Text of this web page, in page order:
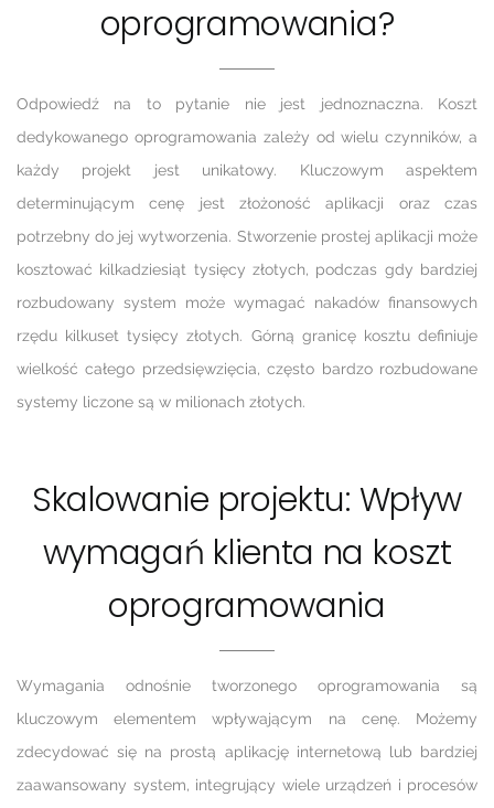
oprogramowania?
Odpowiedź na to pytanie nie jest jednoznaczna. Koszt
dedykowanego oprogramowania zależy od wielu czynników, a
każdy projekt jest unikatowy. Kluczowym aspektem
determinującym cenę jest złożoność aplikacji oraz czas
potrzebny do jej wytworzenia. Stworzenie prostej aplikacji może
kosztować kilkadziesiąt tysięcy złotych, podczas gdy bardziej
rozbudowany system może wymagać nakadów finansowych
rzędu kilkuset tysięcy złotych. Górną granicę kosztu definiuje
wielkość całego przedsięwzięcia, często bardzo rozbudowane
systemy liczone są w milionach złotych.
Skalowanie projektu: Wpływ
wymagań klienta na koszt
oprogramowania
Wymagania odnośnie tworzonego oprogramowania są
kluczowym elementem wpływającym na cenę. Możemy
zdecydować się na prostą aplikację internetową lub bardziej
zaawansowany system, integrujący wiele urządzeń i procesów